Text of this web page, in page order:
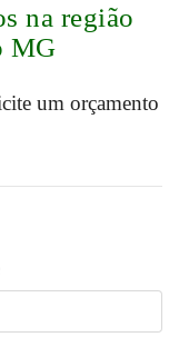
na região
MG
um orçamento